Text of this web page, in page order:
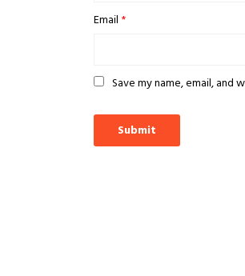
Email *
Save my name, email,